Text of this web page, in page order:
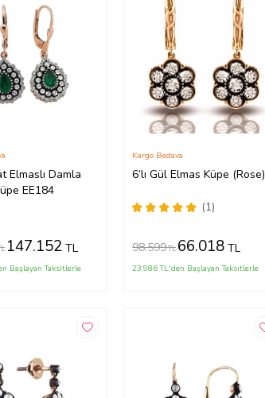
Elmaslı Damla
EE184
147.152 TL
Başlayan Taksitlerle
6’lı Gül Elmas Küpe (Rose)
(1)
Kargo Bedava
98.599TL 66.018 TL
23.986 TL'den Başlayan Taksitlerle